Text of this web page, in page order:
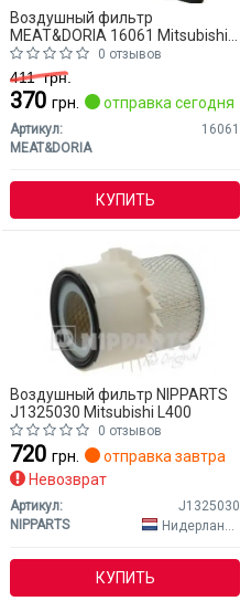
Воздушный фильтр
MEAT&DORIA 16061 Mitsubishi
L400
0 отзывов
411грн.
370 грн. отправка сегодня
Артикул:
16061
MEAT&DORIA
КУПИТЬ
Воздушный фильтр NIPPARTS
J1325030 Mitsubishi L400
0 отзывов
720 грн.
отправка завтра
Невозврат
Артикул:
J1325030
NIPPARTS
Нидерланды
КУПИТЬ